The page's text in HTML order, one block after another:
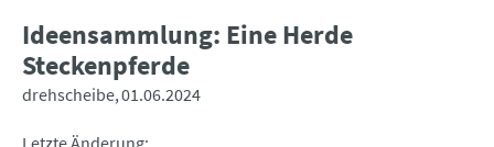
Ideensammlung: Eine Herde
Steckenpferde
drehscheibe 01.06.2024